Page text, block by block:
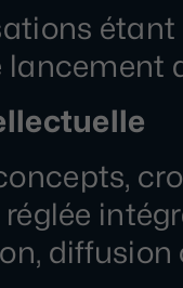
lancement
réglée